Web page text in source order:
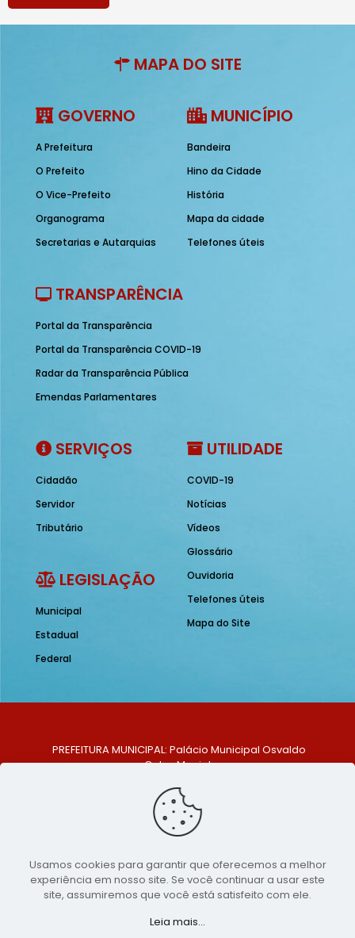
MAPA DO SITE
GOVERNO
A Prefeitura
O Prefeito
O Vice-Prefeito
Organograma
Secretarias e Autarquias
MUNICÍPIO
Bandeira
Hino da Cidade
História
Mapa da cidade
Telefones úteis
TRANSPARÊNCIA
Portal da Transparência
Portal da Transparência COVID-19
Radar da Transparência Pública
Emendas Parlamentares
SERVIÇOS
Cidadão
Servidor
Tributário
LEGISLAÇÃO
Municipal
Estadual
Federal
UTILIDADE
COVID-19
Notícias
Vídeos
Glossário
Ouvidoria
Telefones úteis
Mapa do Site
PREFEITURA MUNICIPAL: Palácio Municipal Osvaldo
Celso Maciel
Centro, São Bento do Una - PE. CEP: 553370-128
TELEFONE: (81) 99548-1569
E-MAIL: ouvidoria@saobentodouna.pe.gov.br
Copyright 2021-2026 - Assessoria de Comunicação da
Prefeitura de São Bento do Una - PE
Usamos cookies para garantir que oferecemos a melhor
experiência em nosso site. Se você continuar a usar este
site, assumiremos que você está satisfeito com ele.
Leia mais...